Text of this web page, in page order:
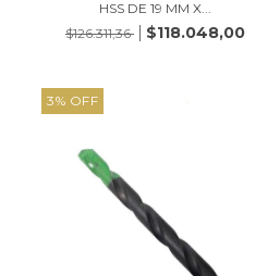
HSS DE 19 MM X...
$126.311,36
$118.048,00
3% OFF